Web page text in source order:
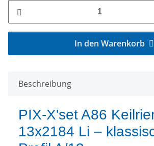
In den Warenkorb
Beschreibung
PIX-X'set A86
13x2184 Li –